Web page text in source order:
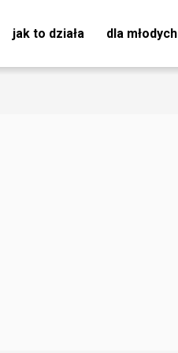
jak to działa dla młodych